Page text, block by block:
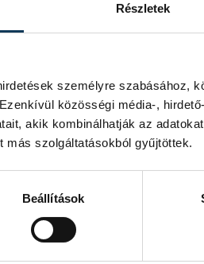
Részletek
személyre szabásához,
közösségi média-,
akik kombinálhatják az
szolgáltatásokból gyűjtöttek.
Beállítások
Bíró Mátyás-díj
gyereknapi programokat
ahol átadták az idei Dévai Bíró
hagyományosan azt a helyi lakost
és utcabálon
MÁJUS 29. 16:02